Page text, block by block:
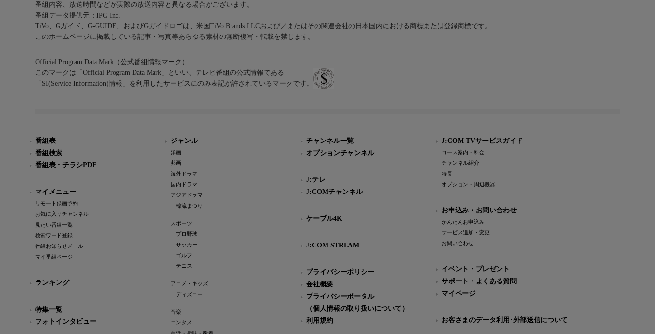
番組内容、放送時間などが実際の放送内容と異なる場合がございます。
番組データ提供元：IPG Inc.
TiVo、Gガイド、G-GUIDE、およびGガイドロゴは、米国TiVo Brands LLCおよび／またはその関連会社の日本国内における商標または登録商標です。
このホームページに掲載している記事・写真等あらゆる素材の無断複写・転載を禁じます。
Official Program Data Mark（公式番組情報マーク）
このマークは「Official Program Data Mark」といい、テレビ番組の公式情報である
「SI(Service Information)情報」を利用したサービスにのみ表記が許されているマークです。
番組表
番組検索
番組表・チラシPDF
マイメニュー
リモート録画予約
お気に入りチャンネル
見たい番組一覧
検索ワード登録
番組お知らせメール
マイ番組ページ
ランキング
特集一覧
フォトインタビュー
ジャンル
洋画
邦画
海外ドラマ
国内ドラマ
アジアドラマ
韓流まつり
スポーツ
プロ野球
サッカー
ゴルフ
テニス
アニメ・キッズ
ディズニー
音楽
エンタメ
生活・趣味・教養
チャンネル一覧
オプションチャンネル
J:テレ
J:COMチャンネル
ケーブル4K
J:COM STREAM
プライバシーポリシー
会社概要
プライバシーポータル
（個人情報の取り扱いについて）
利用規約
J:COM TVサービスガイド
コース案内・料金
チャンネル紹介
特長
オプション・周辺機器
お申込み・お問い合わせ
かんたんお申込み
サービス追加・変更
お問い合わせ
イベント・プレゼント
サポート・よくある質問
マイページ
お客さまのデータ利用･外部送信について